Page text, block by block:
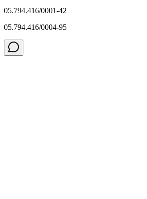
05.794.416/0001-42
05.794.416/0004-95